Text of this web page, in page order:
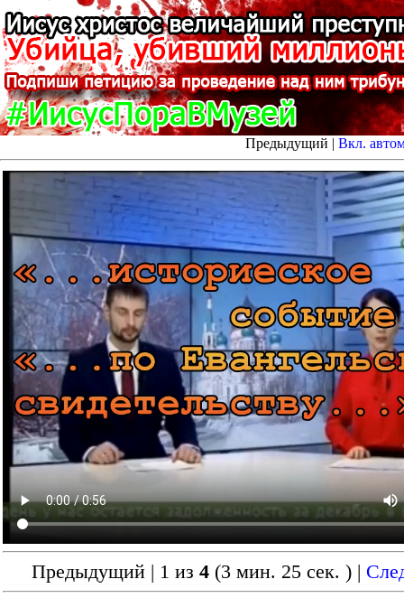
Предыдущий | Вкл.
Предыдущий | 1 из 4 (3 мин. 25 сек. ) |